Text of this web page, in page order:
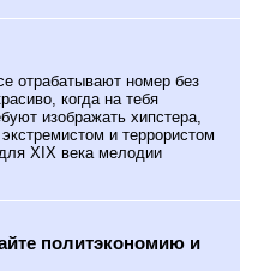
отрабатывают номер без
когда на тебя
изображать хипстера,
и террористом
XIX века мелодии
политэкономию и